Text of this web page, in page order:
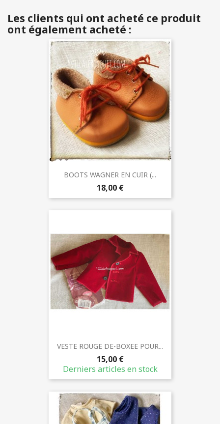
Les clients qui ont acheté ce produit
ont également acheté :
BOOTS WAGNER EN CUIR (...
18,00 €
VESTE ROUGE DE-BOXEE POUR...
15,00 €
Derniers articles en stock